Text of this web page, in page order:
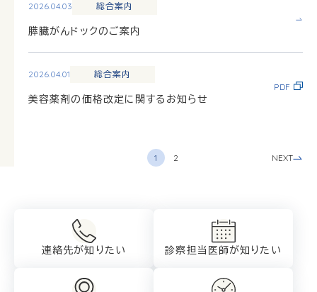
2026.04.03 総合案内
膵臓がんドックのご案内
2026.04.01 総合案内
美容薬剤の価格改定に関するお知らせ
PDF
1 2 NEXT
連絡先が知りたい 診察担当医師が知りたい